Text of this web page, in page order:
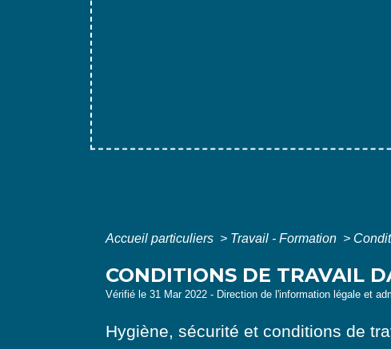
Accueil particuliers > Travail - Formation >
CONDITIONS DE TRAVAIL
Vérifié le 31 Mar 2022 - Direction de l'information légale et
Hygiène, sécurité et conditions de